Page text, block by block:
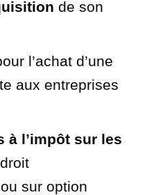
de son
l’achat d’une
aux entreprises
à l’impôt sur les
sur option